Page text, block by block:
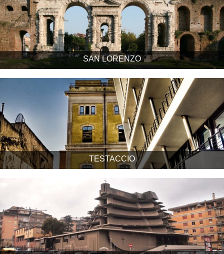
SAN LORENZO
TESTACCIO